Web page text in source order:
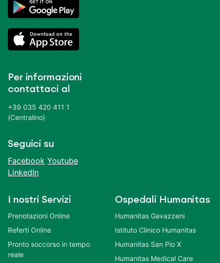
Per informazioni
contattaci al
+39 035 420 411 1
(Centralino)
Seguici su
Facebook Youtube
LinkedIn
I nostri Servizi
Prenotazioni Online
Referti Online
Pronto soccorso in tempo
reale
Ospedali Humanitas
Humanitas Gavazzeni
Istituto Clinico Humanitas
Humanitas San Pio X
Humanitas Medical Care